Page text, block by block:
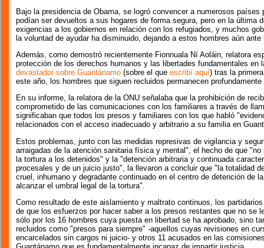
Bajo la presidencia de Obama, se logró convencer a numerosos
podían ser devueltos a sus hogares de forma segura, pero en la última
exigencias a los gobiernos en relación con los refugiados, y muchos
la voluntad de ayudar ha disminuido, dejando a estos hombres aún
Además, como demostró recientemente Fionnuala Ní Aoláin, relatora
protección de los derechos humanos y las libertades fundamentales
devastador sobre Guantánamo (sobre el que escribí aquí) tras la
este año, los hombres que siguen recluidos permanecen
En su informe, la relatora de la ONU señalaba que la prohibición de
comprometido de las comunicaciones con los familiares a través de
significaban que todos los presos y familiares con los que habló
relacionados con el acceso inadecuado y arbitrario a su familia en
Estos problemas, junto con las medidas represivas de vigilancia y
arraigadas de la atención sanitaria física y mental", el hecho de que
la tortura a los detenidos" y la "detención arbitraria y continuada
procesales y de un juicio justo", la llevaron a concluir que "la totalidad
cruel, inhumano y degradante continuado en el centro de detención de
alcanzar el umbral legal de la tortura".
Como resultado de este aislamiento y maltrato continuos, los
de que los esfuerzos por hacer saber a los presos restantes que no se
sólo por los 16 hombres cuya puesta en libertad se ha aprobado, sino
recluidos como "presos para siempre" -aquellos cuyas revisiones en
encarcelados sin cargos ni juicio- y otros 11 acusados en las